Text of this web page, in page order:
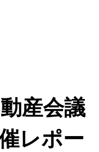
産会議
レポー